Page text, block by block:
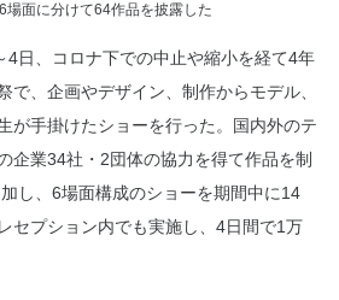
場面に分けて64作品を披露した
日、コロナ下での中止や縮小を経て4年
で、企画やデザイン、制作からモデル、
が手掛けたショーを行った。国内外のテ
企業34社・2団体の協力を得て作品を制
し、6場面構成のショーを期間中に14
セプション内でも実施し、4日間で1万